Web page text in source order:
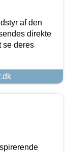
af den
direkte
se deres